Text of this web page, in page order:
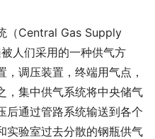
（Central Gas Supply
人们采用的一种供气方
调压装置，终端用气点，
，集中供气系统将中央储气
后通过管路系统输送到各个
实验室过去分散的钢瓶供气